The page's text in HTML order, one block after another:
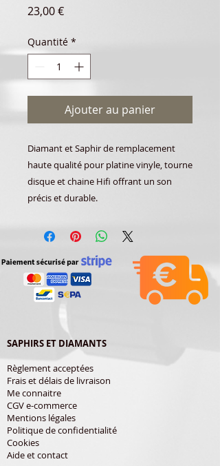
23,00 €Prix
Quantité *
Ajouter au panier
Diamant et Saphir de remplacement
haute qualité pour platine vinyle, tourne
disque et chaine Hifi offrant un son
précis et durable.
SAPHIRS ET DIAMANTS
Règlement acceptées
Frais et délais de livraison
Me connaitre
CGV e-commerce
Mentions légales
Politique de confidentialité
Cookies
Aide et contact